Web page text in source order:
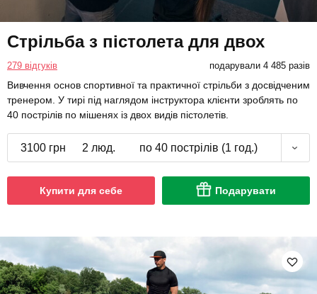
Стрільба з пістолета для двох
279 відгуків подарували 4 485 разів
Вивчення основ спортивної та практичної стрільби з досвідченим
тренером. У тирі під наглядом інструктора клієнти зроблять по
40 пострілів по мішенях із двох видів пістолетів.
3100 грн 2 люд. по 40 пострілів (1 год.)
Купити для себе Подарувати